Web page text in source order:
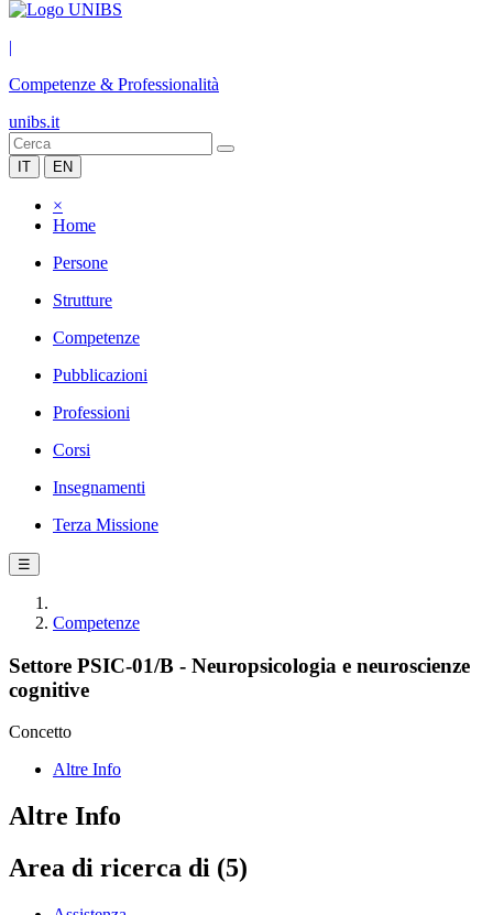
|
Competenze & Professionalità
unibs.it
IT EN
×
Home
Persone
Strutture
Competenze
Pubblicazioni
Professioni
Corsi
Insegnamenti
Terza Missione
☰
Competenze
Settore PSIC-01/B - Neuropsicologia e neuroscienze
cognitive
Concetto
Altre Info
Altre Info
Area di ricerca di (5)